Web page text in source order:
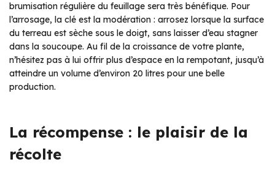
brumisation régulière du feuillage sera très bénéfique. Pour
l’arrosage, la clé est la modération : arrosez lorsque la surface
du terreau est sèche sous le doigt, sans laisser d’eau stagner
dans la soucoupe. Au fil de la croissance de votre plante,
n’hésitez pas à lui offrir plus d’espace en la rempotant, jusqu’à
atteindre un volume d’environ 20 litres pour une belle
production.
La récompense : le plaisir de la
récolte